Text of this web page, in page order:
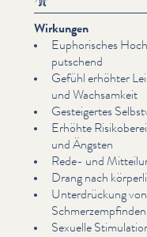
Wirkungen
Eupho­risches
putschend
Gefühl erhöhter
und Wachsamkeit
Gesteigertes
Erhöhte
und Ängsten
Rede- und
Drang nach
Unter­drück­ung
Schmerzempfind­en
Sexuelle